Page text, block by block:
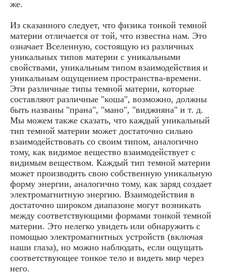
же.
Из сказанного следует, что физика тонкой темной
материи отличается от той, что известна нам. Это
означает Вселенную, состоящую из различных
уникальных типов материи с уникальными
свойствами, уникальным типом взаимодействия и
уникальным ощущением пространства-времени.
Эти различные типы темной материи, которые
составляют различные "коша", возможно, должны
быть названы "прана", "мано", "виджняна" и т. д.
Мы можем также сказать, что каждый уникальный
тип темной материи может достаточно сильно
взаимодействовать со своим типом, аналогично
тому, как видимое вещество взаимодействует с
видимым веществом. Каждый тип темной материи
может производить свою собственную уникальную
форму энергии, аналогично тому, как заряд создает
электромагнитную энергию. Взаимодействия в
достаточно широком диапазоне могут возникать
между соответствующими формами тонкой темной
материи. Это нелегко увидеть или обнаружить с
помощью электромагнитных устройств (включая
наши глаза), но можно наблюдать, если ощущать
соответствующее тонкое тело и видеть мир через
него.